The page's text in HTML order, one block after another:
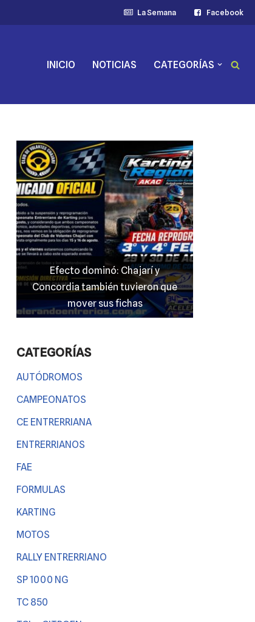
La Semana Facebook
INICIO NOTICIAS CATEGORÍAS
Efecto dominó: Chajarí y
Concordia también tuvieron que
mover sus fichas
CATEGORÍAS
AUTÓDROMOS
CAMPEONATOS
CE ENTRERRIANA
ENTRERRIANOS
FAE
FORMULAS
KARTING
MOTOS
RALLY ENTRERRIANO
SP 1000 NG
TC 850